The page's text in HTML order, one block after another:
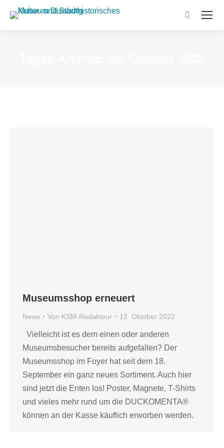
Search:
Museumsshop erneuert
News Von KSM-Redakteur 12. Oktober 2022
Vielleicht ist es dem einen oder anderen
Museumsbesucher bereits aufgefallen? Der
Museumsshop im Foyer hat seit dem 18.
September ein ganz neues Sortiment. Auch hier
sind jetzt die Enten los! Poster, Magnete, T-Shirts
und vieles mehr rund um die DUCKOMENTA®
können an der Kasse käuflich erworben werden.